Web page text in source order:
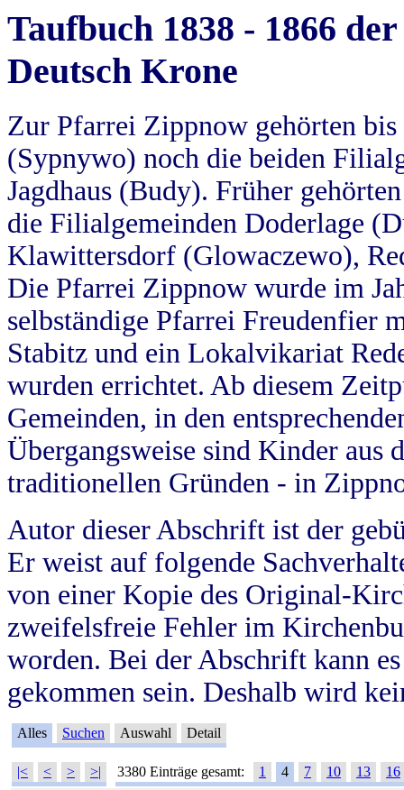
Taufbuch 1838 - 1866
Deutsch Krone
Zur Pfarrei Zippnow gehörten
(Sypnywo) noch die beiden
Jagdhaus (Budy). Früher
die Filialgemeinden Doderlage
Klawittersdorf (Glowaczewo),
Die Pfarrei Zippnow wurde im
selbständige Pfarrei Freudenfier
Stabitz und ein Lokalvikariat
wurden errichtet. Ab diesem
Gemeinden, in den
Übergangsweise sind Kinder aus
traditionellen Gründen - in
Autor dieser Abschrift ist der
Er weist auf folgende
von einer Kopie des Original-
zweifelsfreie Fehler im
worden. Bei der Abschrift kann
gekommen sein. Deshalb wird
Alles Suchen Auswahl Detail
|< < > >| 3380 Einträge gesamt: 1 4 7 10 13
16